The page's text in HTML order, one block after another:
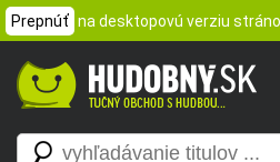
Prepnúť na desktopovú verziu